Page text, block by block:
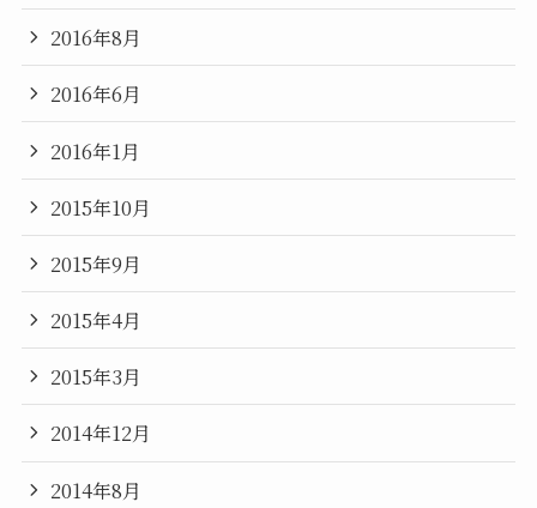
2016年8月
2016年6月
2016年1月
2015年10月
2015年9月
2015年4月
2015年3月
2014年12月
2014年8月